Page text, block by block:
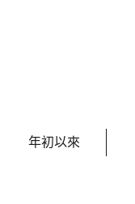
年初以來